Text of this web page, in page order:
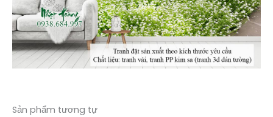
Sản phẩm tương tự